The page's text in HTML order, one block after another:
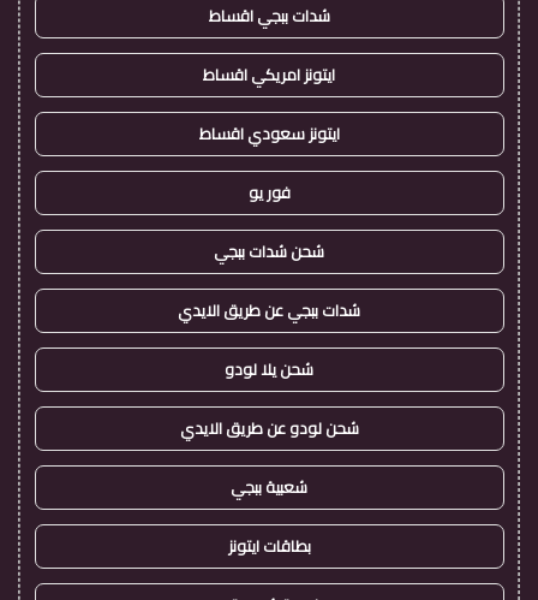
شدات ببجي اقساط
ايتونز امريكي اقساط
ايتونز سعودي اقساط
فور يو
شحن شدات ببجي
شدات ببجي عن طريق الايدي
شحن يلا لودو
شحن لودو عن طريق الايدي
شعبية ببجي
بطاقات ايتونز